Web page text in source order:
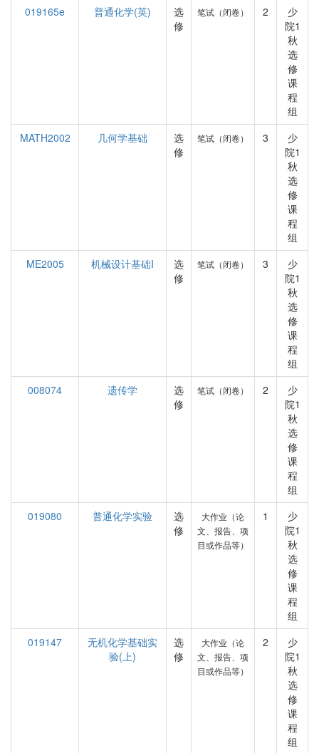
019165e 普通化学(英)
选
修
笔试（闭卷） 2
少
院1
秋
选
修
课
程
组
MATH2002
几何学基础
选
修
笔试（闭卷） 3
少
院1
秋
选
修
课
程
组
ME2005
机械设计基础I
选
修
笔试（闭卷） 3
少
院1
秋
选
修
课
程
组
008074
遗传学
选
修
笔试（闭卷） 2
少
院1
秋
选
修
课
程
组
019080
普通化学实验
选
修
大作业（论
文、报告、项
目或作品等）
1
少
院1
秋
选
修
课
程
组
019147
无机化学基础实
验(上)
选
修
大作业（论
文、报告、项
目或作品等）
2
少
院1
秋
选
修
课
程
组